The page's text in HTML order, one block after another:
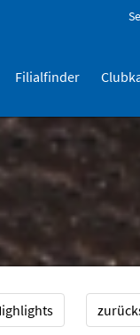
Filialfinder